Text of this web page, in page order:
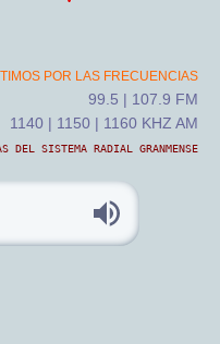
POR LAS FRECUENCIAS
99.5 | 107.9 FM
1140 | 1150 | 1160 KHZ AM
DEL SISTEMA RADIAL GRANMENSE